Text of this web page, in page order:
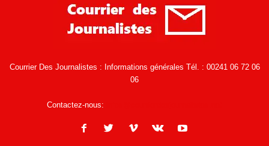
Courrier Des Journalistes : Informations générales Tél. : 00241 06 72 06
06
Contactez-nous: